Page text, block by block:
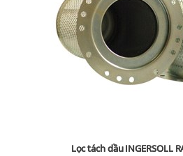
Lọc tách dầu INGERSOLL